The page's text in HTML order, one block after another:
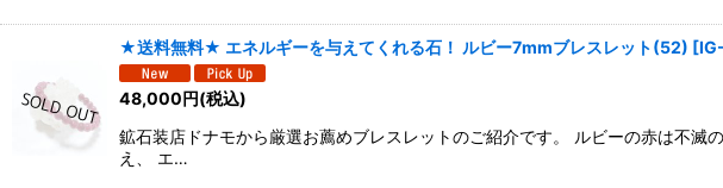
★送料無料★ エネルギーを与えてくれる石！ ルビー7mmブレスレット(52) [
48,000円(税込)
鉱石装店ドナモから厳選お薦めブレスレットのご紹介です。 ルビーの赤は不
え、 エ…